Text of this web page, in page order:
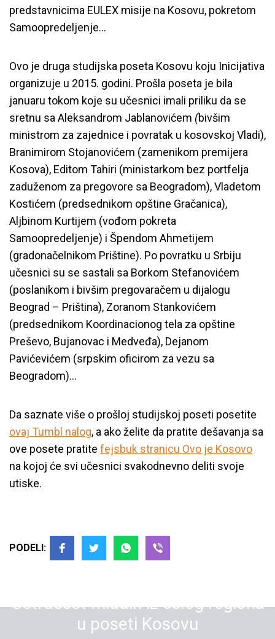
Četrdeset mladih iz celog regiona
u poseti Kosovu
predstavnicima EULEX misije na Kosovu, pokretom
Samoopredeljenje…
Ovo je druga studijska poseta Kosovu koju Inicijativa
organizuje u 2015. godini. Prošla poseta je bila
januaru tokom koje su učesnici imali priliku da se
sretnu sa Aleksandrom Jablanovićem (bivšim
ministrom za zajednice i povratak u kosovskoj Vladi),
Branimirom Stojanovićem (zamenikom premijera
Kosova), Editom Tahiri (ministarkom bez portfelja
zaduženom za pregovore sa Beogradom), Vladetom
Kostićem (predsednikom opštine Gračanica),
Aljbinom Kurtijem (vođom pokreta
Samoopredeljenje) i Špendom Ahmetijem
(gradonačelnikom Prištine). Po povratku u Srbiju
učesnici su se sastali sa Borkom Stefanovićem
(poslanikom i bivšim pregovaračem u dijalogu
Beograd – Priština), Zoranom Stankovićem
(predsednikom Koordinacionog tela za opštine
Preševo, Bujanovac i Medveđa), Dejanom
Pavićevićem (srpskim oficirom za vezu sa
Beogradom)…
Da saznate više o prošloj studijskoj poseti posetite
ovaj Tumbl nalog, a ako želite da pratite dešavanja sa
ove posete pratite fejsbuk stranicu Ovo je Kosovo
na kojoj će svi učesnici svakodnevno deliti svoje
utiske.
PODELI: